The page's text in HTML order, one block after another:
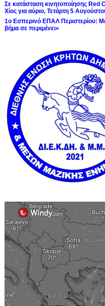
Σε κατάσταση κινητοποίησης Red
Χίος για αύριο, Τετάρτη 5
1ο Εσπερινό ΕΠΑΛ Περιστερίου:
βήμα σε περιμένει»